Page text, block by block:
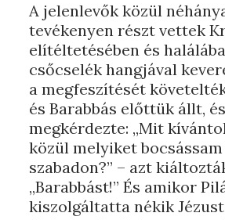
A jelenlevők közül
tevékenyen részt vettek
elítéltetésében és
csőcselék hangjával
a megfeszítését
és Barabbás előttük állt,
megkérdezte: „Mit
közül melyiket
szabadon?” – azt
„Barabbást!” És amikor
kiszolgáltatta nékik